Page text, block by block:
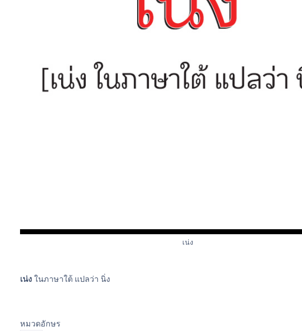
เน่ง
เน่ง ในภาษาใต้ แปลว่า นิ่ง
หมวดอักษร